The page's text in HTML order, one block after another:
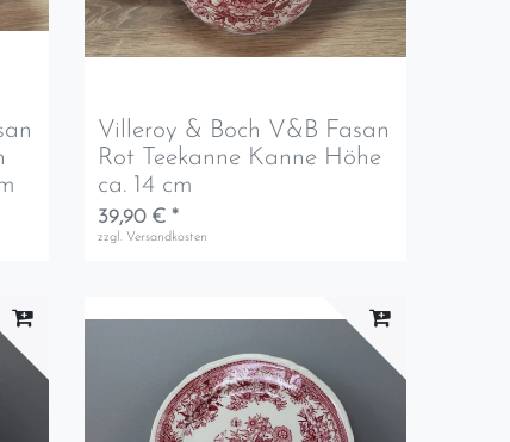
Villeroy & Boch V&B Fasan
Rot Teekanne Kanne Höhe
ca. 14 cm
39,90 € *
zzgl. Versandkosten